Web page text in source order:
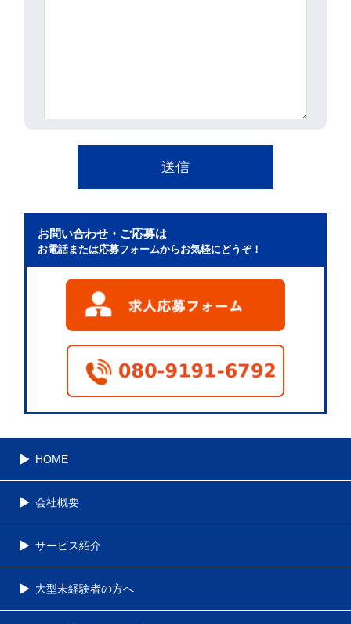
お問い合わせ・ご応募は
お電話または応募フォームからお気軽にどうぞ！
HOME
会社概要
サービス紹介
大型未経験者の方へ